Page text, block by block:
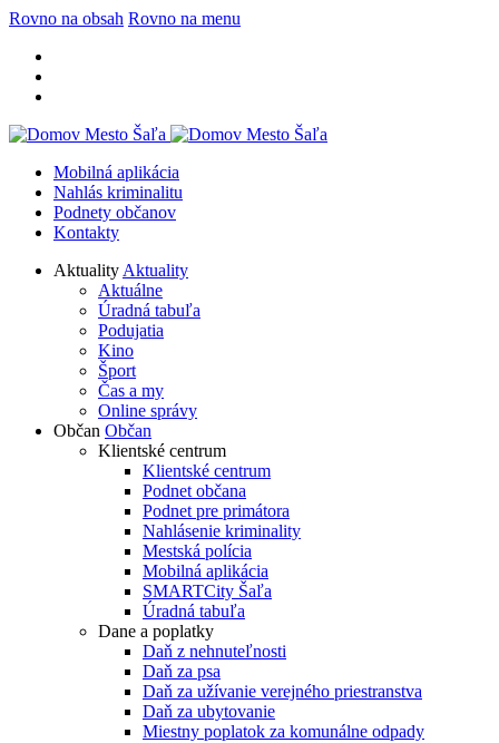
Rovno na obsah Rovno na menu
Mobilná aplikácia
Nahlás kriminalitu
Podnety občanov
Kontakty
Aktuality Aktuality
Aktuálne
Úradná tabuľa
Podujatia
Kino
Šport
Čas a my
Online správy
Občan Občan
Klientské centrum
Klientské centrum
Podnet občana
Podnet pre primátora
Nahlásenie kriminality
Mestská polícia
Mobilná aplikácia
SMARTCity Šaľa
Úradná tabuľa
Dane a poplatky
Daň z nehnuteľnosti
Daň za psa
Daň za užívanie verejného priestranstva
Daň za ubytovanie
Miestny poplatok za komunálne odpady